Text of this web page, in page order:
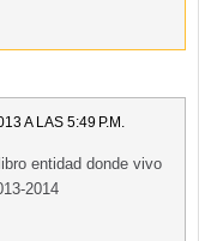
A LAS 5:49 P.M.
entidad donde vivo
2014